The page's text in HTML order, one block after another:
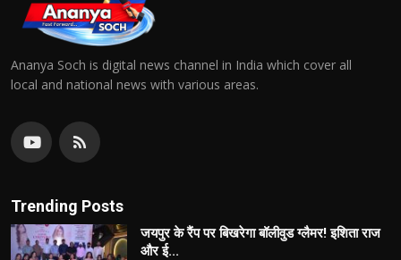
Ananya Soch is digital news channel in India which cover all
local and national news with various areas.
Trending Posts
जयपुर के रैंप पर बिखरेगा बॉलीवुड ग्लैमर! इशिता राज
और ई...